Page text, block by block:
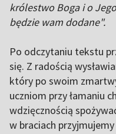
królestwo Boga i o
będzie wam dodane".
Po odczytaniu tekstu
się. Z radością
który po swoim
uczniom przy łamaniu
wdzięcznością
w braciach